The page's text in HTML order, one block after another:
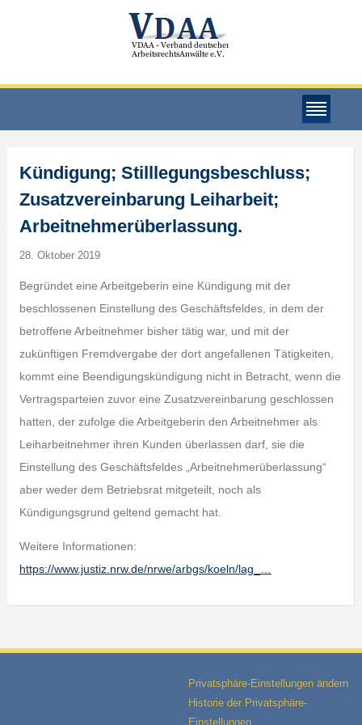
Kündigung; Stilllegungsbeschluss;
Zusatzvereinbarung Leiharbeit;
Arbeitnehmerüberlassung.
28. Oktober 2019
Begründet eine Arbeitgeberin eine Kündigung mit der
beschlossenen Einstellung des Geschäftsfeldes, in dem der
betroffene Arbeitnehmer bisher tätig war, und mit der
zukünftigen Fremdvergabe der dort angefallenen Tätigkeiten,
kommt eine Beendigungskündigung nicht in Betracht, wenn die
Vertragsparteien zuvor eine Zusatzvereinbarung geschlossen
hatten, der zufolge die Arbeitgeberin den Arbeitnehmer als
Leiharbeitnehmer ihren Kunden überlassen darf, sie die
Einstellung des Geschäftsfeldes „Arbeitnehmerüberlassung“
aber weder dem Betriebsrat mitgeteilt, noch als
Kündigungsgrund geltend gemacht hat.
Weitere Informationen:
https://www.justiz.nrw.de/nrwe/arbgs/koeln/lag_…
Privatsphäre-Einstellungen ändern
Historie der Privatsphäre-
Einstellungen